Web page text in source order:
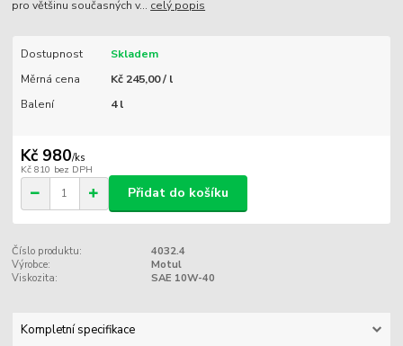
pro většinu současných v... celý popis
Dostupnost
Skladem
Měrná cena
Kč 245,00 / l
Balení
4 l
Kč 980/ks
Kč 810 bez DPH
Přidat do košíku
Číslo produktu:
4032.4
Výrobce:
Motul
Viskozita:
SAE 10W-40
Kompletní specifikace